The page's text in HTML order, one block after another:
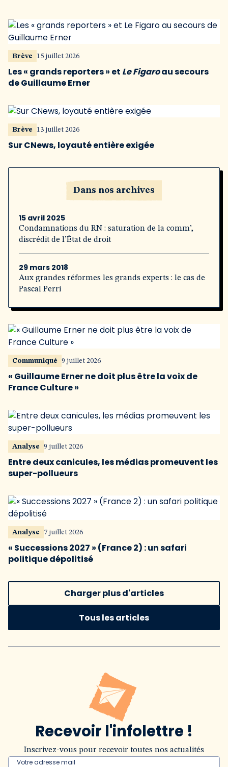
Brève 15 juillet 2026
Les « grands reporters » et Le Figaroau secours
de Guillaume Erner
Brève 13 juillet 2026
Sur CNews, loyauté entière exigée
Dans nos archives
15 avril 2025
Condamnations du RN : saturation de la comm’,
discrédit de l’État de droit
29 mars 2018
Aux grandes réformes les grands experts : le cas de
Pascal Perri
Communiqué 9 juillet 2026
« Guillaume Erner ne doit plus être la voix de
France Culture »
Analyse 9 juillet 2026
Entre deux canicules, les médias promeuvent les
super-pollueurs
Analyse 7 juillet 2026
« Successions 2027 » (France 2) : un safari
politique dépolitisé
Charger plus d'articles
Tous les articles
Recevoir l'infolettre !
Inscrivez-vous pour recevoir toutes nos actualités
Votre adresse mail